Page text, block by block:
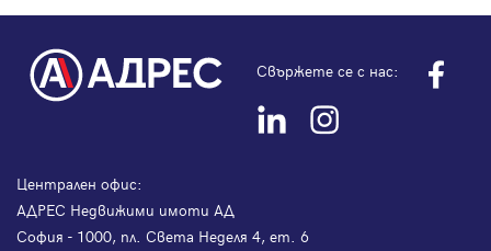
Свържете се с нас:
Централен офис:
АДРЕС Недвижими имоти АД
София - 1000, пл. Света Неделя 4, ет. 6